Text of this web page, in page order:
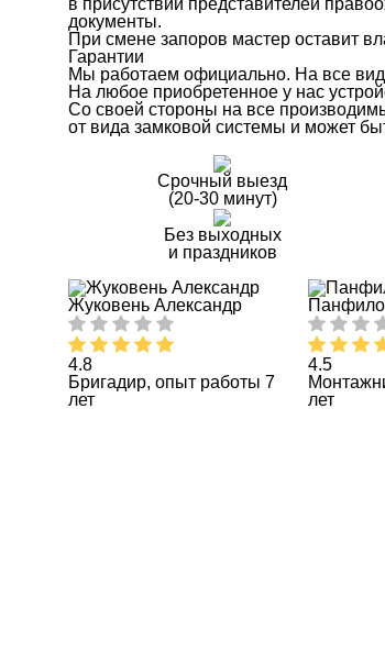
в присутствии представителей
документы.
При смене запоров мастер оставит
Гарантии
Мы работаем официально. На все
На любое приобретенное у нас
Со своей стороны на все
от вида замковой системы и может
Срочный выезд
(20-30 минут)
Без выходных
и праздников
Жуковень Александр
4.8
Бригадир, опыт работы 7
лет
4.5
лет